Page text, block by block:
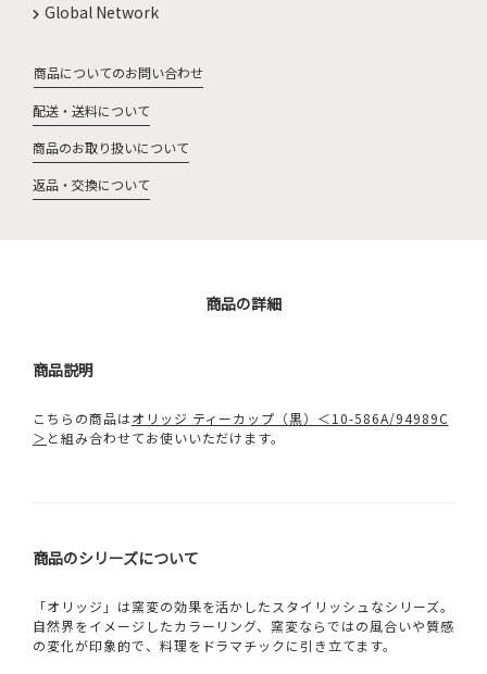
Global Network
商品についてのお問い合わせ
配送・送料について
商品のお取り扱いについて
返品・交換について
商品の詳細
商品説明
こちらの商品はオリッジ ティーカップ（黒）＜10-586A/94989C
＞ と組み合わせてお使いいただけます。
商品のシリーズについて
「オリッジ」は窯変の効果を活かしたスタイリッシュなシリーズ。
自然界をイメージしたカラーリング、窯変ならではの風合いや質感
の変化が印象的で、料理をドラマチックに引き立てます。